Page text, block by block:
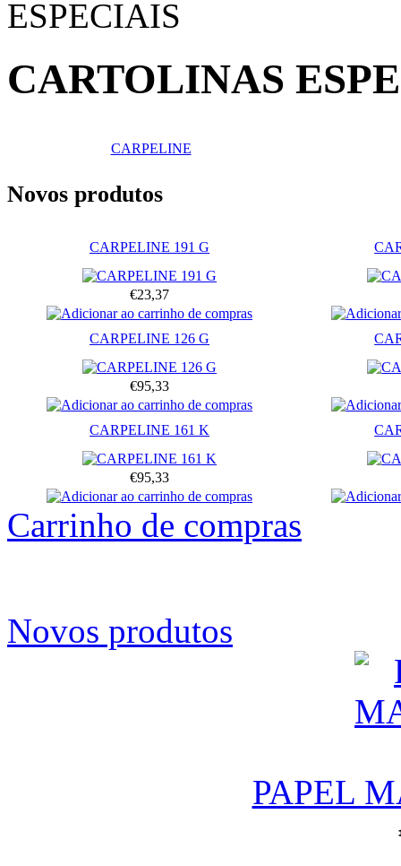
CARTOLINAS
CARPELINE
Novos produtos
CARPELINE 191 G
€23,37
CARPELINE 126 G
€95,33
CARPELINE 161 K
€95,33
Carrinho de compras
Novos produtos
PAPEL